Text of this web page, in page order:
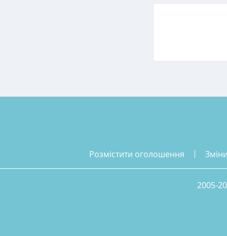
розмістити оголошення
2005-